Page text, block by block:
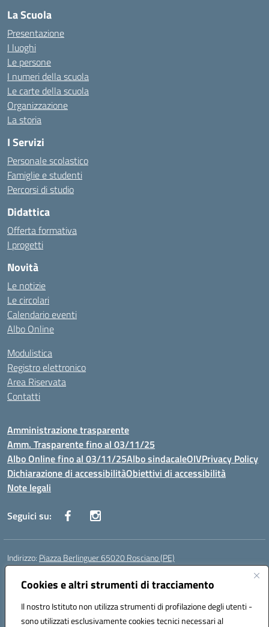
Cookies e altri strumenti di tracciamento
Il nostro Istituto non utilizza strumenti di profilazione degli utenti -
sono utilizzati esclusivamente cookies tecnici necessari al
La Scuola
Presentazione
I luoghi
Le persone
I numeri della scuola
Le carte della scuola
Organizzazione
La storia
I Servizi
Personale scolastico
Famiglie e studenti
Percorsi di studio
Didattica
Offerta formativa
I progetti
Novità
Le notizie
Le circolari
Calendario eventi
Albo Online
Modulistica
Registro elettronico
Area Riservata
Contatti
Amministrazione trasparente
Amm. Trasparente fino al 03/11/25
Albo Online fino al 03/11/25Albo sindacaleOIVPrivacy Policy
Dichiarazione di accessibilitàObiettivi di accessibilità
Note legali
Seguici su:
Indirizzo: Piazza Berlinguer 65020 Rosciano (PE)
Centralino:
Posta elettronica certificata (PEC):PEIC819009@pec.istruzione.it
Codice fiscale: 91100520682
Codice meccanografico:PEIC819009